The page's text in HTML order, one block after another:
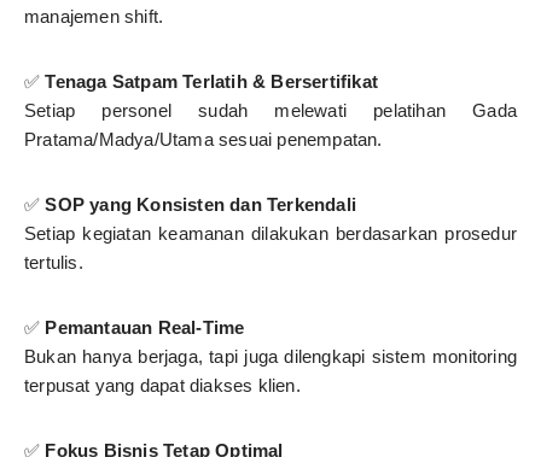
manajemen shift.
✅Tenaga Satpam Terlatih & Bersertifikat
Setiap personel sudah melewati pelatihan Gada
Pratama/Madya/Utama sesuai penempatan.
✅SOP yang Konsisten dan Terkendali
Setiap kegiatan keamanan dilakukan berdasarkan prosedur
tertulis.
✅ Pemantauan Real-Time
Bukan hanya berjaga, tapi juga dilengkapi sistem monitoring
terpusat yang dapat diakses klien.
✅ Fokus Bisnis Tetap Optimal